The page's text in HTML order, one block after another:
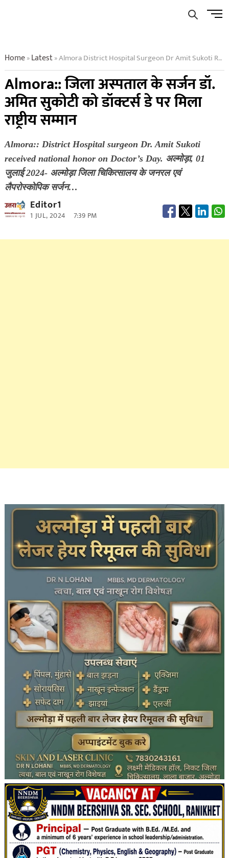
Menu
Home»Latest»Almora District Hospital Surgeon Dr Amit Sukoti Received National Honor On Doctors Day
Almora:: जिला अस्पताल के सर्जन डॉ.
अमित सुकोटी को डॉक्टर्स डे पर मिला
राष्ट्रीय सम्मान
Almora:: District Hospital surgeon Dr. Amit Sukoti
received national honor on Doctor’s Day. अल्मोड़ा, 01
जुलाई 2024- अल्मोड़ा जिला चिकित्सालय के जनरल एवं
लैपरोस्कोपिक सर्जन…
Editor1
1 JUL, 2024 7:39 PM